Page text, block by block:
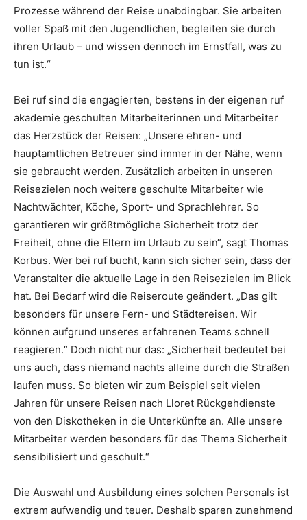
Prozesse während der Reise unabdingbar. Sie arbeiten
voller Spaß mit den Jugendlichen, begleiten sie durch
ihren Urlaub – und wissen dennoch im Ernstfall, was zu
tun ist.“
Bei ruf sind die engagierten, bestens in der eigenen ruf
akademie geschulten Mitarbeiterinnen und Mitarbeiter
das Herzstück der Reisen: „Unsere ehren- und
hauptamtlichen Betreuer sind immer in der Nähe, wenn
sie gebraucht werden. Zusätzlich arbeiten in unseren
Reisezielen noch weitere geschulte Mitarbeiter wie
Nachtwächter, Köche, Sport- und Sprachlehrer. So
garantieren wir größtmögliche Sicherheit trotz der
Freiheit, ohne die Eltern im Urlaub zu sein“, sagt Thomas
Korbus. Wer bei ruf bucht, kann sich sicher sein, dass der
Veranstalter die aktuelle Lage in den Reisezielen im Blick
hat. Bei Bedarf wird die Reiseroute geändert. „Das gilt
besonders für unsere Fern- und Städtereisen. Wir
können aufgrund unseres erfahrenen Teams schnell
reagieren.“ Doch nicht nur das: „Sicherheit bedeutet bei
uns auch, dass niemand nachts alleine durch die Straßen
laufen muss. So bieten wir zum Beispiel seit vielen
Jahren für unsere Reisen nach Lloret Rückgehdienste
von den Diskotheken in die Unterkünfte an. Alle unsere
Mitarbeiter werden besonders für das Thema Sicherheit
sensibilisiert und geschult.“
Die Auswahl und Ausbildung eines solchen Personals ist
extrem aufwendig und teuer. Deshalb sparen zunehmend